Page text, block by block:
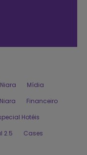
Mídia
Financeiro
Hotéis
2.5
Cases